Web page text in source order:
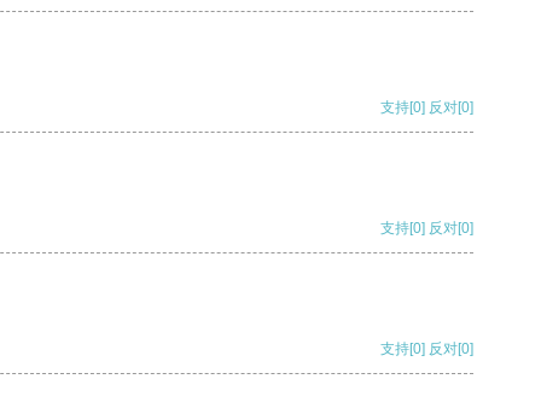
支持[0] 反对[0]
支持[0] 反对[0]
支持[0] 反对[0]